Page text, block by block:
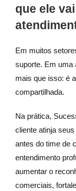
que ele
Em muitos
suporte. Em uma
mais que isso: é
compartilhada.
Na prática,
cliente atinja
antes do time de
entendimento
aumentar o
comerciais,